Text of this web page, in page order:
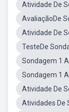
Atividade De
AvaliaçãoDe
Atividade De
TesteDe
Sondagem 1
Sondagem 1
Atividade De
Atividades De